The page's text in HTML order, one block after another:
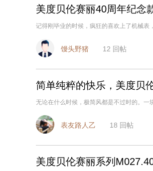
美度贝伦赛丽40周年纪念
记得刚毕业的时候，疯狂的喜欢上了机械表
馒头野猪 12 回帖
简单纯粹的快乐，美度贝
无论在什么时候，极简风都是不过时的。一
表友路人乙 18 回帖
美度贝伦赛丽系列